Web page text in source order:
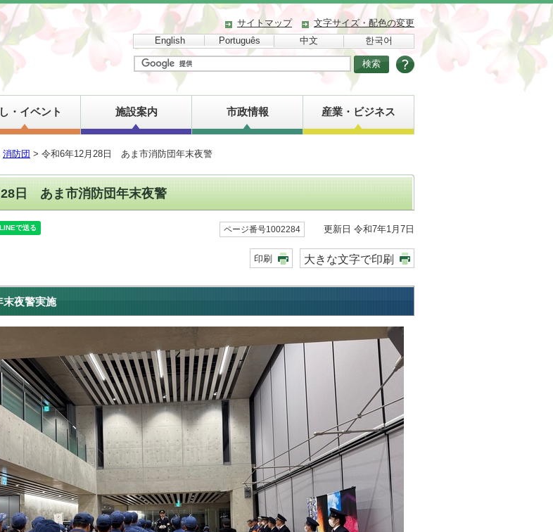
サイトマップ
文字サイズ・配色の変更
English
Português 中文 한국어
・イベント 施設案内 市政情報 産業・ビジネス
消防団 > 令和6年12月28日 あま市消防団年末夜警
日 あま市消防団年末夜警
ページ番号1002284 更新日 令和7年1月7日
印刷 大きな文字で印刷
末夜警実施